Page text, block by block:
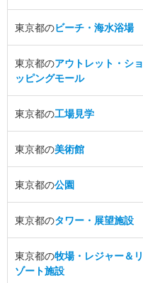
東京都のビーチ・海水浴場
東京都のアウトレット・ショ
ッピングモール
東京都の工場見学
東京都の美術館
東京都の公園
東京都のタワー・展望施設
東京都の牧場・レジャー＆リ
ゾート施設